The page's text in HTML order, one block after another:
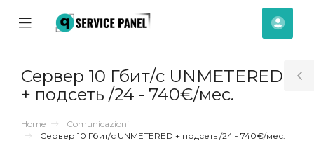
Mobile
Сервер 10 Гбит/с UNMETERED
+ подсеть /24 - 740€/мес.
Home
Comunicazioni
Сервер 10 Гбит/с UNMETERED + подсеть /24 - 740€/мес.